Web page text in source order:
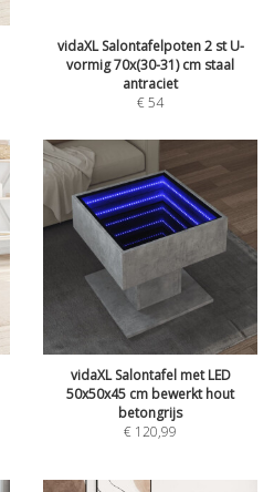
vidaXL Salontafelpoten 2 st U-
vormig 70x(30-31) cm staal
antraciet
€54
vidaXL Salontafel met LED
50x50x45 cm bewerkt hout
betongrijs
€ 120,99